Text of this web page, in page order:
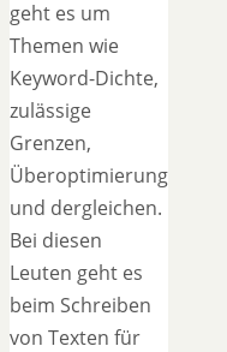
geht es um
Themen wie
Keyword-Dichte,
zulässige
Grenzen,
Überoptimierung
und dergleichen.
Bei diesen
Leuten geht es
beim Schreiben
von Texten für